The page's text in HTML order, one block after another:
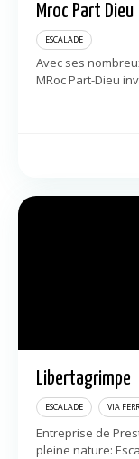
Mroc Part Dieu
ESCALADE
Avec ses
MRoc Part-Dieu
Libertagrimpe
ESCALADE VIA
Entreprise de
pleine nature: